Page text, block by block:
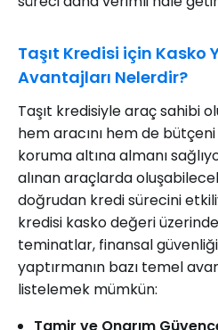
Taşıt Kredisi için Kasko
Avantajları Nelerdir?
Taşıt kredisiyle araç sahibi
hem aracını hem de bütçeni
koruma altına almanı
alınan araçlarda
doğrudan kredi sürecini
kredisi kasko değeri
teminatlar, finansal güvenliği
yaptırmanın bazı temel
listelemek mümkün:
Tamir ve Onarım